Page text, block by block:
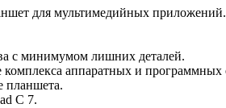
для мультимедийных приложений.
с минимумом лишних деталей.
аппаратных и
планшета.
C 7.